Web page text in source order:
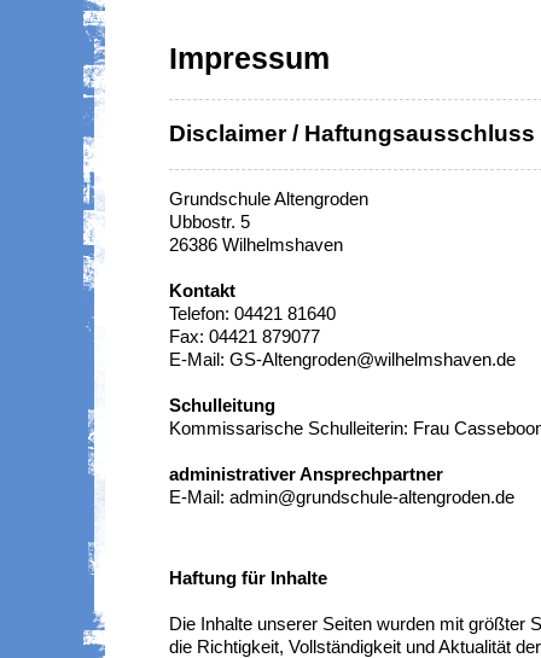
Impressum
Disclaimer / Haftungsausschluss
Grundschule Altengroden
Ubbostr. 5
26386 Wilhelmshaven
Kontakt
Telefon: 04421 81640
Fax: 04421 879077
E-Mail: GS-Altengroden@wilhelmshaven.de
Schulleitung
Kommissarische Schulleiterin: Frau
administrativer Ansprechpartner
E-Mail: admin@grundschule-altengroden.de
Haftung für Inhalte
Die Inhalte unserer Seiten wurden mit größter
die Richtigkeit, Vollständigkeit und Aktualität